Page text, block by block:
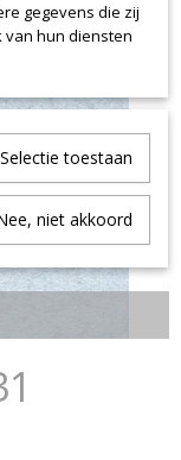
gegevens die zij
van hun diensten
Selectie toestaan
niet akkoord